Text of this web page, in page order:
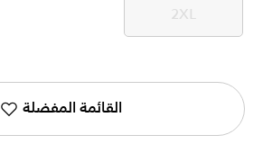
2XL
2XL
القائمة المفضلة